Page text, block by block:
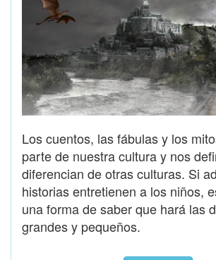
Los cuentos, las fábulas y los
parte de nuestra cultura y nos
diferencian de otras culturas. Si
historias entretienen a los niños,
una forma de saber que hará las
grandes y pequeños.